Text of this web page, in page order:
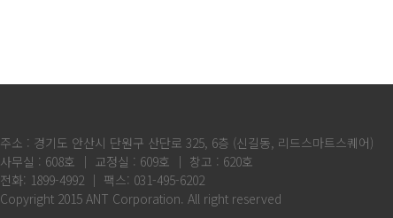
주소 : 경기도 안산시 단원구 산단로 325, 6층 (신길동, 리드스마트스퀘어)
사무실 : 608호 │ 교정실 : 609호 │ 창고 : 620호
전화: 1899-4992 │ 팩스: 031-495-6202
Copyright 2015 ANT Corporation. All right reserved